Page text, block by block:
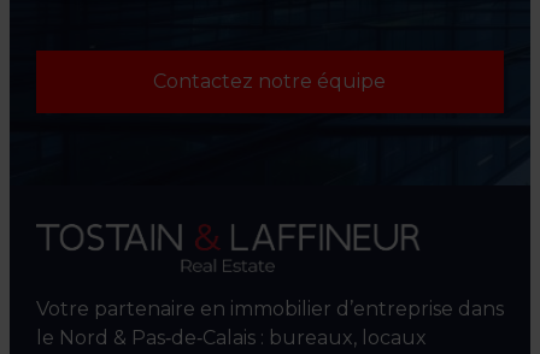
Contactez notre équipe
Votre partenaire en immobilier d’entreprise dans
le Nord & Pas‑de‑Calais : bureaux, locaux